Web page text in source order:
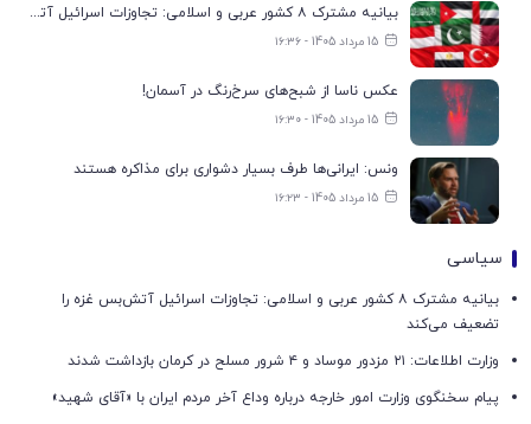
بیانیه مشترک ۸ کشور عربی و اسلامی: تجاوزات اسرائیل آتش‌بس غزه را تضعیف می‌کند
15 مرداد 1405 - ۱۶:۳۶
عکس ناسا از شبح‌های سرخ‌رنگ در آسمان!
15 مرداد 1405 - ۱۶:۳۰
ونس: ایرانی‌ها طرف بسیار دشواری برای مذاکره هستند
15 مرداد 1405 - ۱۶:۲۳
سیاسی
بیانیه مشترک ۸ کشور عربی و اسلامی: تجاوزات اسرائیل آتش‌بس غزه را
تضعیف می‌کند
وزارت اطلاعات: ۲۱ مزدور موساد و ۴ شرور مسلح در کرمان بازداشت شدند
پیام سخنگوی وزارت امور خارجه درباره وداع آخر مردم ایران با «آقای شهید»